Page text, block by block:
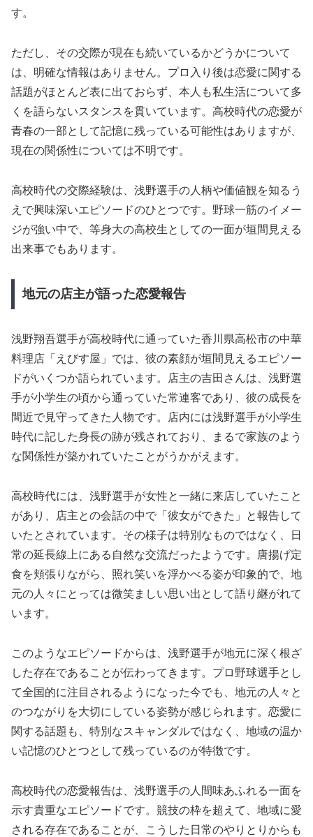
す。
ただし、その交際が現在も続いているかどうかについて
は、明確な情報はありません。プロ入り後は恋愛に関する
話題がほとんど表に出ておらず、本人も私生活について多
くを語らないスタンスを貫いています。高校時代の恋愛が
青春の一部として記憶に残っている可能性はありますが、
現在の関係性については不明です。
高校時代の交際経験は、浅野選手の人柄や価値観を知るう
えで興味深いエピソードのひとつです。野球一筋のイメー
ジが強い中で、等身大の高校生としての一面が垣間見える
出来事でもあります。
地元の店主が語った恋愛報告
浅野翔吾選手が高校時代に通っていた香川県高松市の中華
料理店「えびす屋」では、彼の素顔が垣間見えるエピソー
ドがいくつか語られています。店主の吉田さんは、浅野選
手が小学生の頃から通っていた常連客であり、彼の成長を
間近で見守ってきた人物です。店内には浅野選手が小学生
時代に記した身長の跡が残されており、まるで家族のよう
な関係性が築かれていたことがうかがえます。
高校時代には、浅野選手が女性と一緒に来店していたこと
があり、店主との会話の中で「彼女ができた」と報告して
いたとされています。その様子は特別なものではなく、日
常の延長線上にある自然な交流だったようです。唐揚げ定
食を頬張りながら、照れ笑いを浮かべる姿が印象的で、地
元の人々にとっては微笑ましい思い出として語り継がれて
います。
このようなエピソードからは、浅野選手が地元に深く根ざ
した存在であることが伝わってきます。プロ野球選手とし
て全国的に注目されるようになった今でも、地元の人々と
のつながりを大切にしている姿勢が感じられます。恋愛に
関する話題も、特別なスキャンダルではなく、地域の温か
い記憶のひとつとして残っているのが特徴です。
高校時代の恋愛報告は、浅野選手の人間味あふれる一面を
示す貴重なエピソードです。競技の枠を超えて、地域に愛
される存在であることが、こうした日常のやりとりからも